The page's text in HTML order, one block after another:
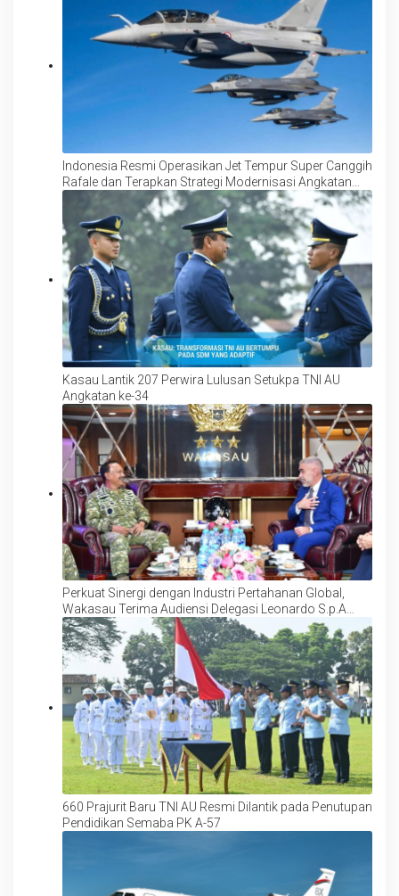
Indonesia Resmi Operasikan Jet Tempur Super Canggih
Rafale dan Terapkan Strategi Modernisasi Angkatan
Udara
Kasau Lantik 207 Perwira Lulusan Setukpa TNI AU
Angkatan ke-34
Perkuat Sinergi dengan Industri Pertahanan Global,
Wakasau Terima Audiensi Delegasi Leonardo S.p.A
Italia
660 Prajurit Baru TNI AU Resmi Dilantik pada Penutupan
Pendidikan Semaba PK A-57